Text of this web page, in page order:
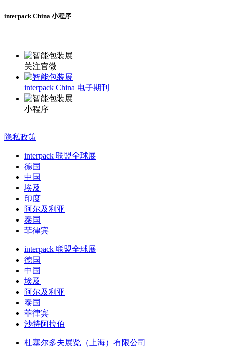
interpack China 小程序
关注官微
interpack China 电子期刊
小程序
隐私政策
interpack 联盟全球展
德国
中国
埃及
印度
阿尔及利亚
泰国
菲律宾
interpack 联盟全球展
德国
中国
埃及
阿尔及利亚
泰国
菲律宾
沙特阿拉伯
杜塞尔多夫展览（上海）有限公司